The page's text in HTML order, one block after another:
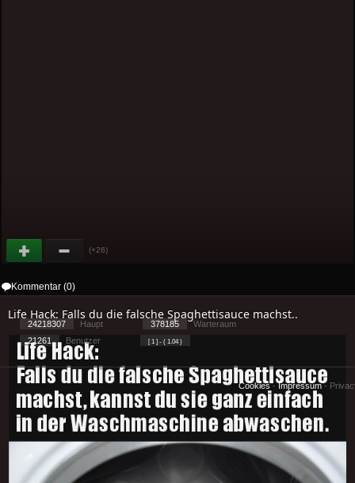
(+26)
Kommentar (0)
Life Hack: Falls du die falsche Spaghettisauce machst..
24218307 Haupt 378185
Warteraum
21261
Benutzer [ 1 ] - ( 1.04 )
Cookies-Impressum-